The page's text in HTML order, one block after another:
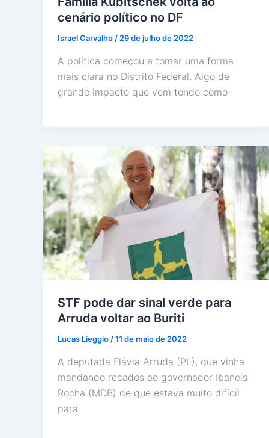
cenário político no DF
Israel Carvalho / 29 de julho de 2022
A política começou a tomar uma forma
mais clara no Distrito Federal. Algo de
grande impacto que vem tendo como
STF pode dar sinal verde para
Arruda voltar ao Buriti
Lucas Lieggio/11 de maio de 2022
A deputada Flávia Arruda (PL), que vinha
mandando recados ao governador Ibaneis
Rocha (MDB) de que estava muito difícil
para